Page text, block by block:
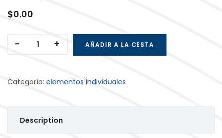
$0.00
El viaje de su hijo Cuaderno de trabajo cantidad
AÑADIR A LA CESTA
Categoría: elementos individuales
Description